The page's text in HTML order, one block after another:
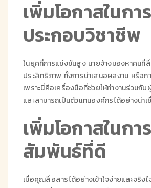
เพิ่มโอกาสในกา
ประกอบวิชาชีพ
ในยุคที่การแข่งขันสูง นายจ้างมองหาคนที่
ประสิทธิภาพ ทั้งการนำเสนอผลงาน หรือก
เพราะนี่คือเครื่องมือที่ช่วยให้ทำงานร่วมกั
และสามารถเป็นตัวแทนองค์กรได้อย่างน่าเ
เพิ่มโอกาสในกา
สัมพันธ์ที่ดี
เมื่อคุณสื่อสารได้อย่างเข้าใจง่ายและจริง